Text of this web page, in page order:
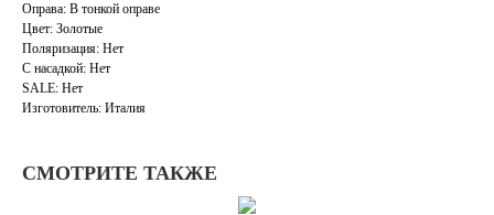
Оправа: В тонкой оправе
Цвет: Золотые
Поляризация: Нет
С насадкой: Нет
SALE: Нет
Изготовитель: Италия
СМОТРИТЕ ТАКЖЕ